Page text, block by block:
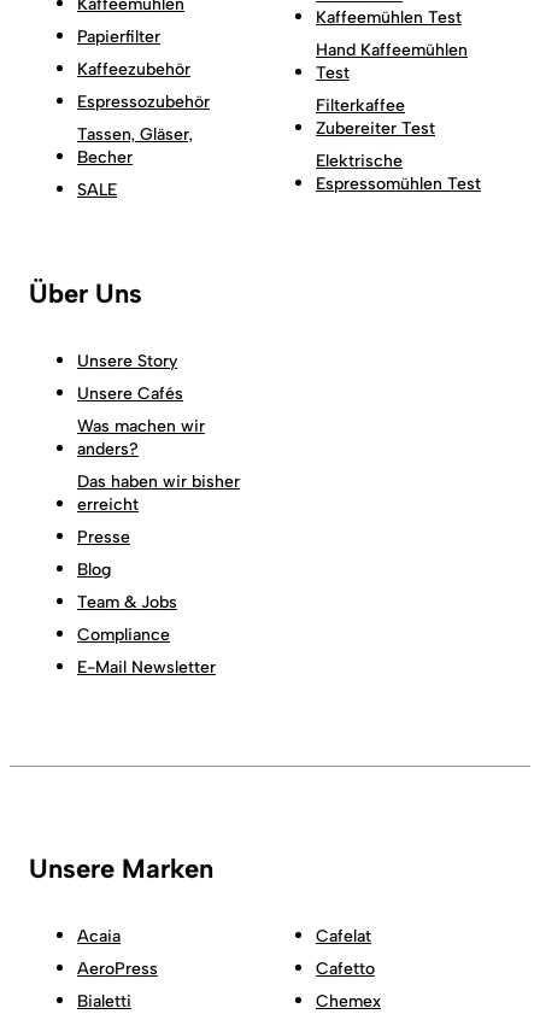
Kaffeemühlen
Papierfilter
Kaffeezubehör
Espressozubehör
Tassen, Gläser,
Becher
SALE
Kaffeemühlen Test
Hand Kaffeemühlen
Test
Filterkaffee
Zubereiter Test
Elektrische
Espressomühlen Test
Über Uns
Unsere Story
Unsere Cafés
Was machen wir
anders?
Das haben wir bisher
erreicht
Presse
Blog
Team & Jobs
Compliance
E-Mail Newsletter
Unsere Marken
Acaia
AeroPress
Bialetti
Cafelat
Cafetto
Chemex